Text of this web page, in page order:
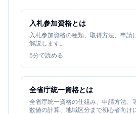
入札参加資格とは
入札参加資格の種類、取得方法、申請
解説します。
5分で読める
全省庁統一資格とは
全省庁統一資格の仕組み、申請方法、
数値の計算、地域区分まで初心者向け